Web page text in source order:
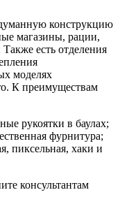
конструкцию
магазины, рации,
есть отделения
моделях
К преимуществам
рукоятки в баулах;
фурнитура;
пиксельная, хаки и
консультантам